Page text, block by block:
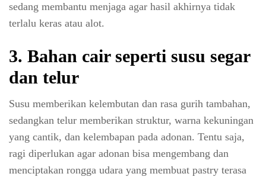
sedang membantu menjaga agar hasil akhirnya tidak
terlalu keras atau alot.
3. Bahan cair seperti susu segar
dan telur
Susu memberikan kelembutan dan rasa gurih tambahan,
sedangkan telur memberikan struktur, warna kekuningan
yang cantik, dan kelembapan pada adonan. Tentu saja,
ragi diperlukan agar adonan bisa mengembang dan
menciptakan rongga udara yang membuat pastry terasa